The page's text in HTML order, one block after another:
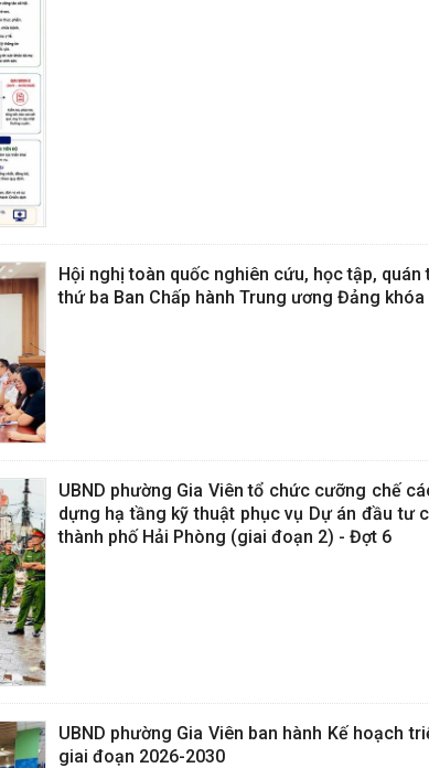
Hội nghị toàn quốc nghiên cứu, học tập,
thứ ba Ban Chấp hành Trung ương Đảng khóa
UBND phường Gia Viên tổ chức cưỡng chế
dựng hạ tầng kỹ thuật phục vụ Dự án đầu tư
thành phố Hải Phòng (giai đoạn 2) - Đợt 6
UBND phường Gia Viên ban hành Kế hoạch
giai đoạn 2026-2030